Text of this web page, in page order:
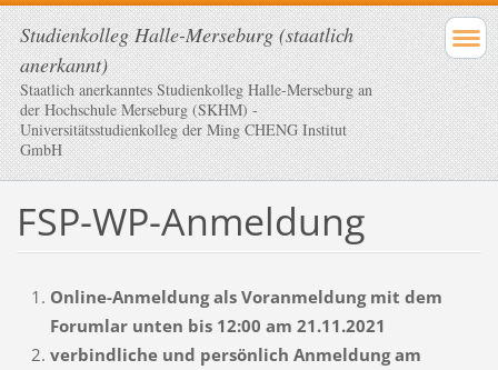
Studienkolleg Halle-Merseburg (staatlich
anerkannt)
Staatlich anerkanntes Studienkolleg Halle-Merseburg an
der Hochschule Merseburg (SKHM) -
Universitätsstudienkolleg der Ming CHENG Institut
GmbH
FSP-WP-Anmeldung
Online-Anmeldung als Voranmeldung mit dem
Forumlar unten bis 12:00 am 21.11.2021
verbindliche und persönlich Anmeldung am